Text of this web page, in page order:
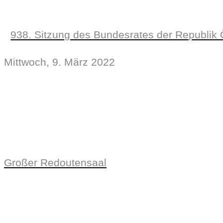
938. Sitzung des Bundesrates der Republik
Mittwoch, 9. März 2022
Großer Redoutensaal